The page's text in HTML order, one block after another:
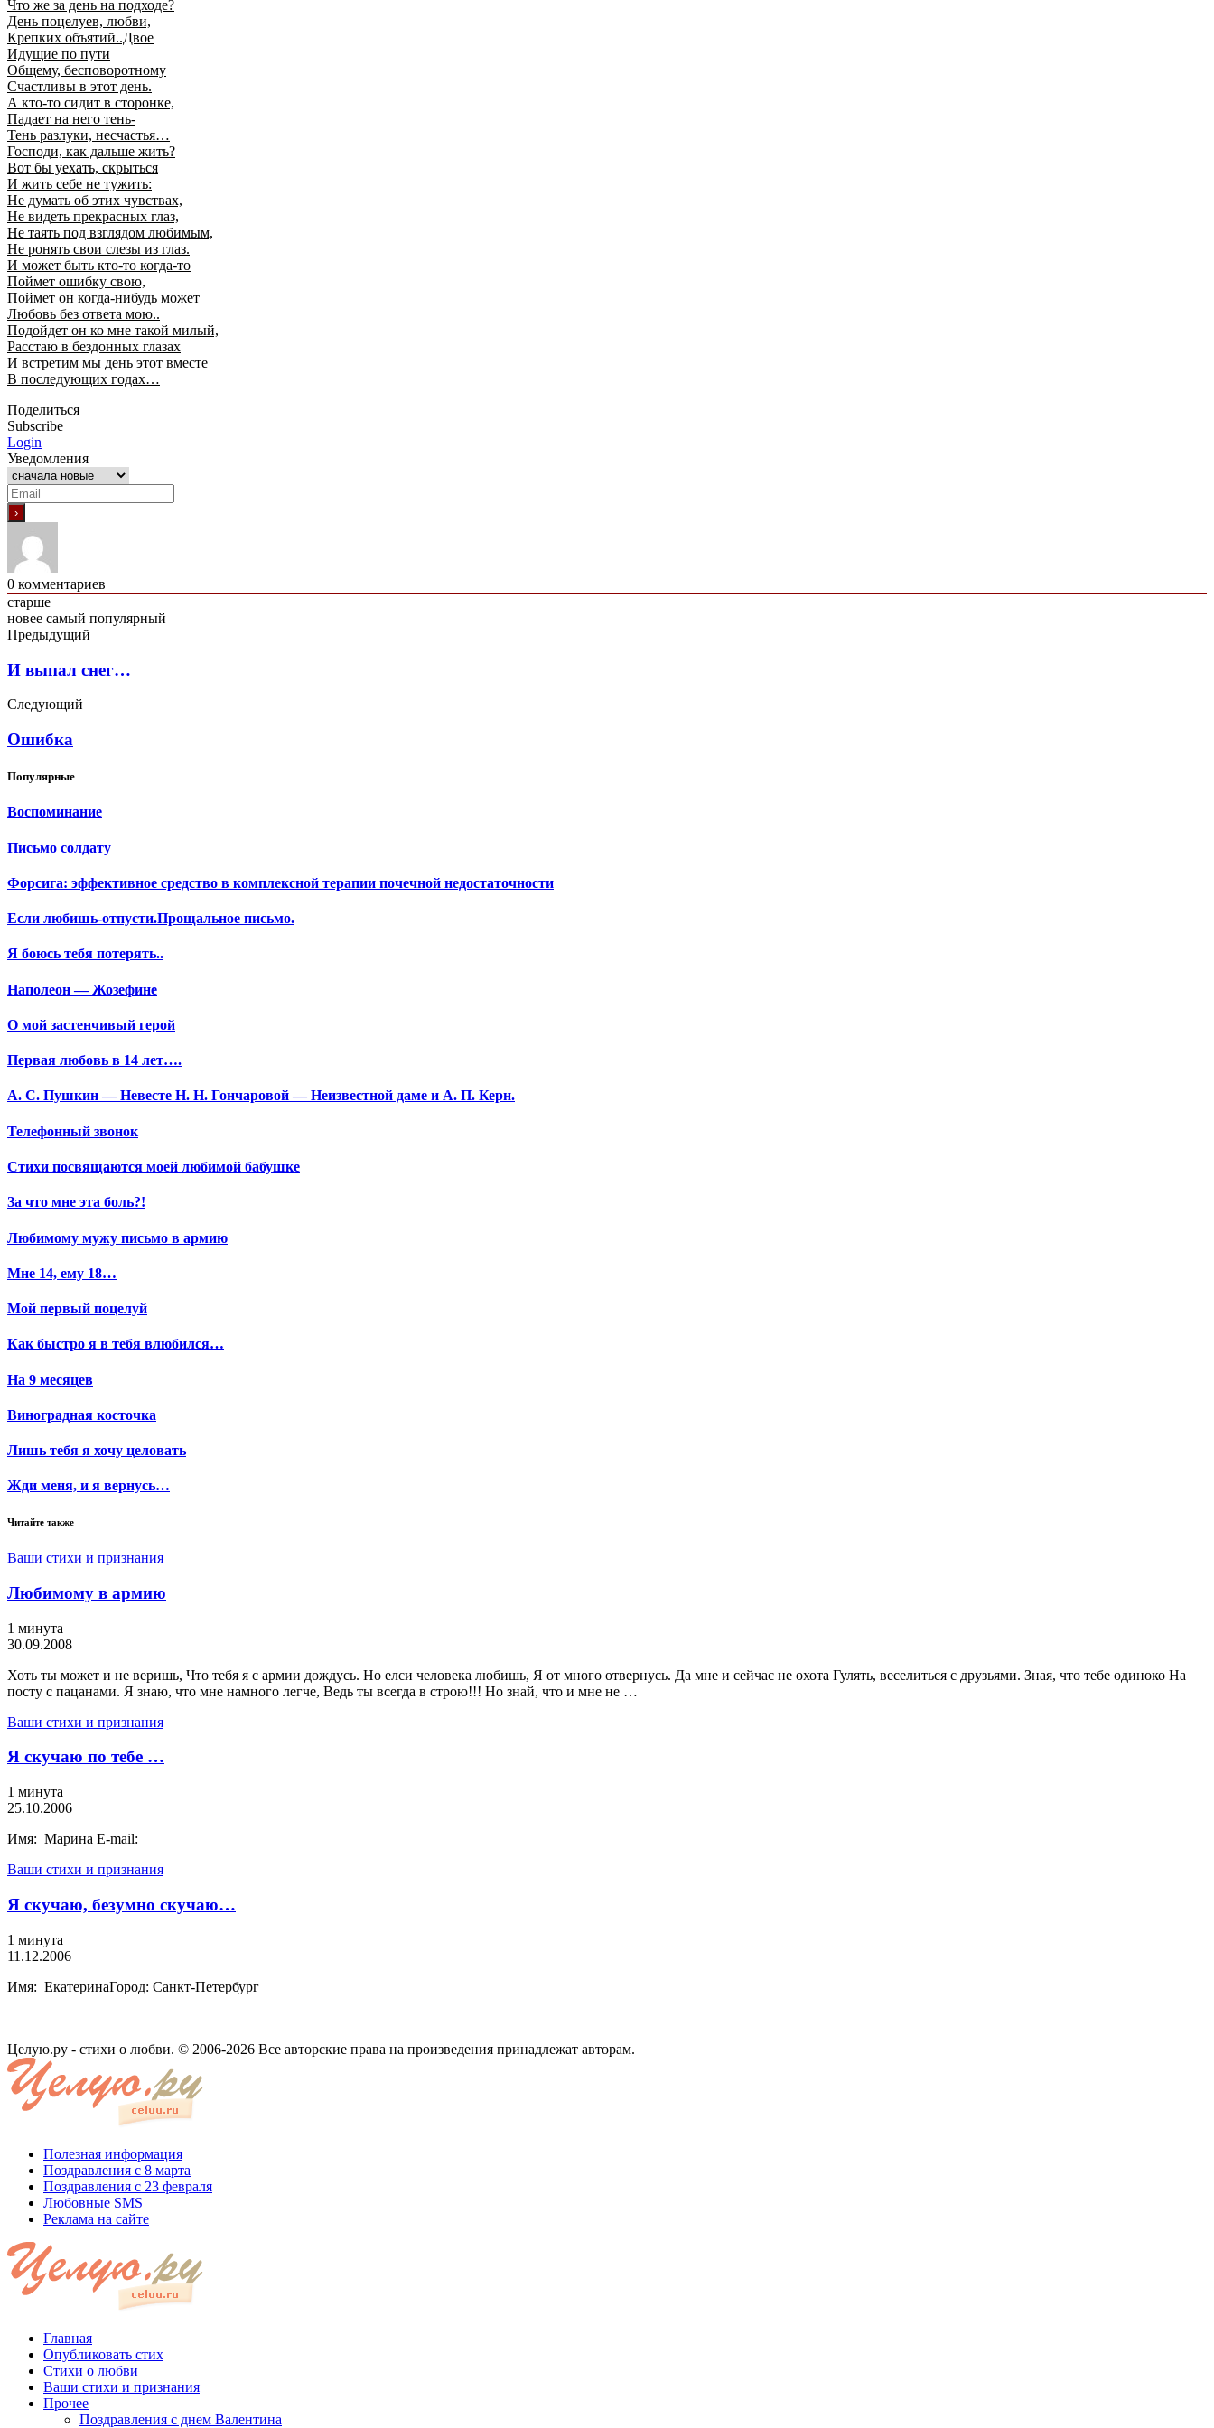
Что же за день на подходе?
День поцелуев, любви,
Крепких объятий..Двое
Идущие по пути
Общему, бесповоротному
Счастливы в этот день.
А кто-то сидит в сторонке,
Падает на него тень-
Тень разлуки, несчастья…
Господи, как дальше жить?
Вот бы уехать, скрыться
И жить себе не тужить:
Не думать об этих чувствах,
Не видеть прекрасных глаз,
Не таять под взглядом любимым,
Не ронять свои слезы из глаз.
И может быть кто-то когда-то
Поймет ошибку свою,
Поймет он когда-нибудь может
Любовь без ответа мою..
Подойдет он ко мне такой милый,
Расстаю в бездонных глазах
И встретим мы день этот вместе
В последующих годах…
Поделиться
Subscribe
Login
Уведомления
0 комментариев
старше
новее самый популярный
Предыдущий
И выпал снег…
Следующий
Ошибка
Популярные
Воспоминание
Письмо солдату
Форсига: эффективное средство в комплексной терапии почечной недостаточности
Если любишь-отпусти.Прощальное письмо.
Я боюсь тебя потерять..
Наполеон — Жозефине
О мой застенчивый герой
Первая любовь в 14 лет….
А. С. Пушкин — Невесте Н. Н. Гончаровой — Неизвестной даме и А. П. Керн.
Телефонный звонок
Стихи посвящаются моей любимой бабушке
За что мне эта боль?!
Любимому мужу письмо в армию
Мне 14, ему 18…
Мой первый поцелуй
Как быстро я в тебя влюбился…
На 9 месяцев
Виноградная косточка
Лишь тебя я хочу целовать
Жди меня, и я вернусь…
Читайте также
Ваши стихи и признания
Любимому в армию
1 минута
30.09.2008
Хоть ты может и не веришь, Что тебя я с армии дождусь. Но елси человека любишь, Я от много отвернусь. Да мне и сейчас не охота Гулять, веселиться с друзьями. Зная, что тебе одиноко На
посту с пацанами. Я знаю, что мне намного легче, Ведь ты всегда в строю!!! Но знай, что и мне не …
Ваши стихи и признания
Я скучаю по тебе …
1 минута
25.10.2006
Имя: Марина E-mail:
Ваши стихи и признания
Я скучаю, безумно скучаю…
1 минута
11.12.2006
Имя: ЕкатеринаГород: Санкт-Петербург
Целую.ру - стихи о любви. © 2006-2026 Все авторские права на произведения принадлежат авторам.
Полезная информация
Поздравления с 8 марта
Поздравления с 23 февраля
Любовные SMS
Реклама на сайте
Главная
Опубликовать стих
Стихи о любви
Ваши стихи и признания
Прочее
Поздравления с днем Валентина